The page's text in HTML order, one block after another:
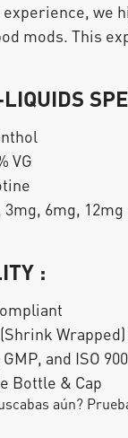
we
mods. This
VG
6mg, 12mg
:
and ISO
Bottle & Cap
aún?